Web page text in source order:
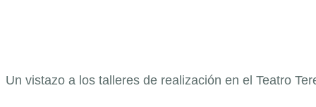
Un vistazo a los talleres de realización en el Teatro